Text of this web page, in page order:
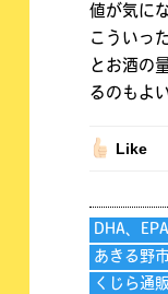
値が気に
こういっ
とお酒の
るのもよ
Like
DHA、
あきる野
くじら通